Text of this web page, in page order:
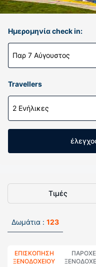
Ημερομηνία check in:
Παρ 7 Αύγουστος
Travellers
2 Ενήλικες
Τιμές
Δωμάτια : 123
ΕΠΙΣΚΌΠΗΣΗ
ΞΕΝΟΔΟΧΕΊΟΥ